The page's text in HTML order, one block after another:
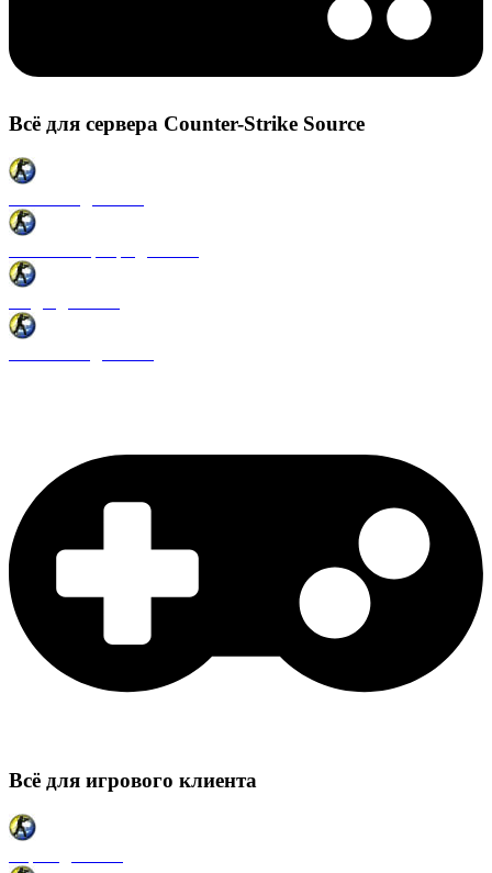
Всё для сервера Counter-Strike Source
Всё для игрового клиента